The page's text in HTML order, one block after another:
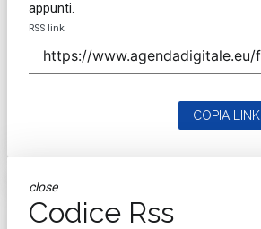
appunti.
RSS link
COPIA LINK
close
Codice Rss